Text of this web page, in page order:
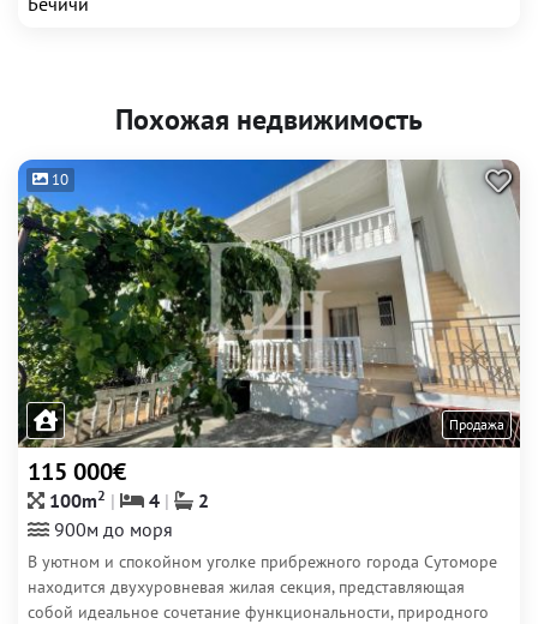
Похожая недвижимость
10
Продажа
115 000€
100m2 4
2
900м до моря
В уютном и спокойном уголке прибрежного города Сутоморе
находится двухуровневая жилая секция, представляющая
собой идеальное сочетание функциональности, природного